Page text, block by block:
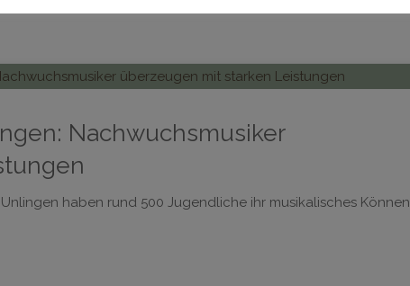
Nachwuchsmusiker
haben rund 500 Jugendliche ihr musikalisches Können